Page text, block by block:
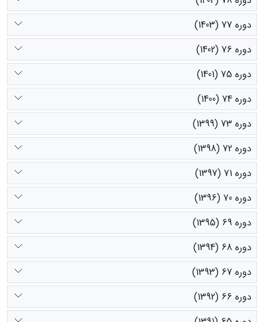
دوره 77 (1403)
دوره 76 (1402)
دوره 75 (1401)
دوره 74 (1400)
دوره 73 (1399)
دوره 72 (1398)
دوره 71 (1397)
دوره 70 (1396)
دوره 69 (1395)
دوره 68 (1394)
دوره 67 (1393)
دوره 66 (1392)